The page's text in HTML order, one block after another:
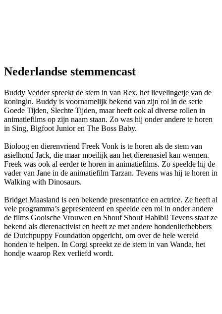
Nederlandse stemmencast
Buddy Vedder spreekt de stem in van Rex, het lievelingetje van de
koningin. Buddy is voornamelijk bekend van zijn rol in de serie
Goede Tijden, Slechte Tijden, maar heeft ook al diverse rollen in
animatiefilms op zijn naam staan. Zo was hij onder andere te horen
in Sing, Bigfoot Junior en The Boss Baby.
Bioloog en dierenvriend Freek Vonk is te horen als de stem van
asielhond Jack, die maar moeilijk aan het dierenasiel kan wennen.
Freek was ook al eerder te horen in animatiefilms. Zo speelde hij de
vader van Jane in de animatiefilm Tarzan. Tevens was hij te horen in
Walking with Dinosaurs.
Bridget Maasland is een bekende presentatrice en actrice. Ze heeft al
vele programma’s gepresenteerd en speelde een rol in onder andere
de films Gooische Vrouwen en Shouf Shouf Habibi! Tevens staat ze
bekend als dierenactivist en heeft ze met andere hondenliefhebbers
de Dutchpuppy Foundation opgericht, om over de hele wereld
honden te helpen. In Corgi spreekt ze de stem in van Wanda, het
hondje waarop Rex verliefd wordt.